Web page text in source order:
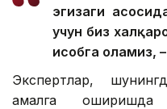
эгизаги
учун биз
ҳисобга оламиз,
Экспертлар,
амалга оширишда